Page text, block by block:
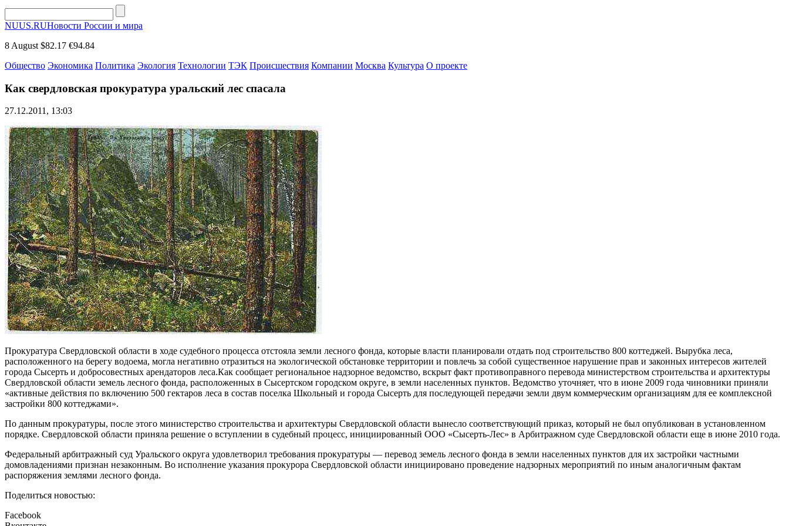
NUUS.RUНовости России и мира
8 August $82.17 €94.84
Общество Экономика Политика Экология Технологии ТЭК Происшествия Компании Москва Культура О проекте
Как свердловская прокуратура уральский лес спасала
27.12.2011, 13:03
Прокуратура Свердловской области в ходе судебного процесса отстояла земли лесного фонда, которые власти планировали отдать под строительство 800 коттеджей. Вырубка леса,
расположенного на берегу водоема, могла негативно отразиться на экологической обстановке территории и повлечь за собой существенное нарушение прав и законных интересов жителей
города Сысерть и добросовестных арендаторов леса.Как сообщает региональное надзорное ведомство, вскрыт факт противоправного перевода министерством строительства и архитектуры
Свердловской области земель лесного фонда, расположенных в Сысертском городском округе, в земли населенных пунктов. Ведомство уточняет, что в июне 2009 года чиновники приняли
«активные действия по включению 500 гектаров леса в состав поселка Школьный и города Сысерть для последующей передачи земли двум коммерческим организациям для ее комплексной
застройки 800 коттеджами».
По данным прокуратуры, после этого министерство строительства и архитектуры Свердловской области вынесло соответствующий приказ, который не был опубликован в установленном
порядке. Свердловской области приняла решение о вступлении в судебный процесс, инициированный ООО «Сысерть-Лес» в Арбитражном суде Свердловской области еще в июне 2010 года.
Федеральный арбитражный суд Уральского округа удовлетворил требования прокуратуры — перевод земель лесного фонда в земли населенных пунктов для их застройки частными
домовладениями признан незаконным. Во исполнение указания прокурора Свердловской области инициировано проведение надзорных мероприятий по иным аналогичным фактам
распоряжения землями лесного фонда.
Поделиться новостью:
Facebook